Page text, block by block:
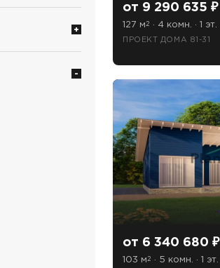
от 9 290 635 ₽
127 м2 · 4 комн. · 1 эт.
ПРОЕКТ ДОМА 81-31
от 6 340 680 ₽
103 м 2 · 5 комн. · 1 эт.